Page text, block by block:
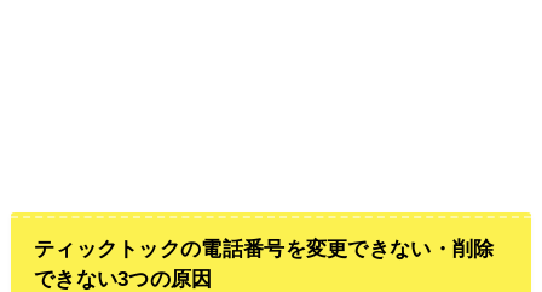
ティックトックの電話番号を変更できない・削除
できない3つの原因